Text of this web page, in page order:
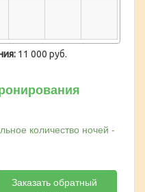
11 000 руб.
количество ночей -
Заказать обратный